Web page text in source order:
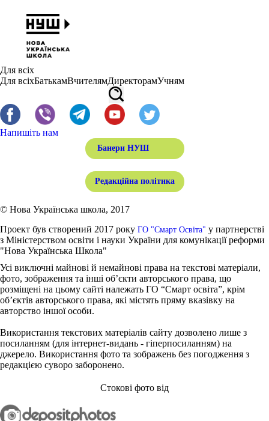
Для всіх
Для всіхБатькамВчителямДиректорамУчням
Напишіть нам
Банери НУШ
Редакційна політика
© Нова Українська школа, 2017
Проект був створений 2017 року ГО "Смарт Освіта" у партнерстві
з Міністерством освіти і науки України для комунікації реформи
"Нова Українська Школа"
Усі виключні майнові й немайнові права на текстові матеріали,
фото, зображення та інші об’єкти авторського права, що
розміщені на цьому сайті належать ГО “Смарт освіта”, крім
об’єктів авторського права, які містять пряму вказівку на
авторство іншої особи.
Використання текстових матеріалів сайту дозволено лише з
посиланням (для інтернет-видань - гіперпосиланням) на
джерело. Використання фото та зображень без погодження з
редакцією суворо заборонено.
Стокові фото від